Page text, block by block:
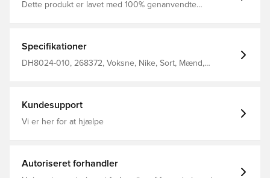
Dette produkt er lavet med 100% genanvendte
med smart hook &amp; loop lukning til kort, dommerbog
og kuglepen Regular fit Fremstillet i 100% genanvendt
polyester.
Specifikationer
DH8024-010, 268372, Voksne, Nike, Sort, Mænd,
Kundesupport
Vi er her for at hjælpe
Autoriseret forhandler